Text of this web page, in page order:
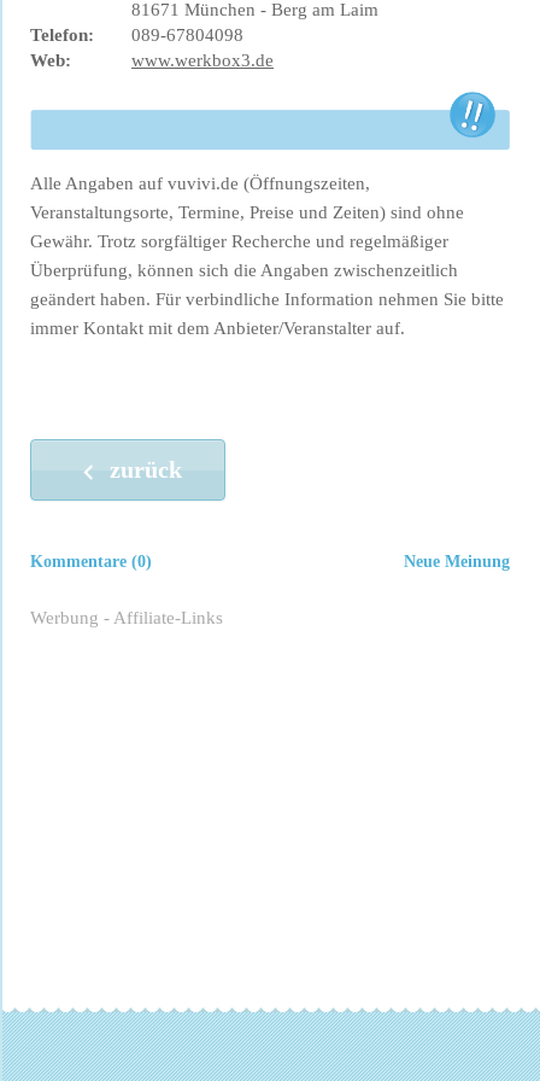
81671 München - Berg am Laim
Telefon:
089-67804098
Web:
www.werkbox3.de
Alle Angaben auf vuvivi.de (Öffnungszeiten,
Veranstaltungsorte, Termine, Preise und Zeiten) sind ohne
Gewähr. Trotz sorgfältiger Recherche und regelmäßiger
Überprüfung, können sich die Angaben zwischenzeitlich
geändert haben. Für verbindliche Information nehmen Sie bitte
immer Kontakt mit dem Anbieter/Veranstalter auf.
zurück
Neue Meinung
Kommentare (0)
Werbung - Affiliate-Links